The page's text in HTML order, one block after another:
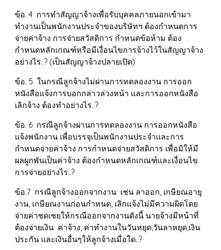
ข้อ. 4 การทำสัญญาจ้างเพื่อรับบุคคลภายนอกเข้ามา
ทำงานเป็นพนักงานประจำของบริษัทฯ ต้องกำหนดการ
จ่ายค่าจ้าง การจ่ายสวัสดิการ กำหนดข้อห้าม ต้อง
กำหนดหลักเกณฑ์หรือมีเงื่อนไขการจ้างไว้ในสัญญาจ้าง
อย่างไร..? (เป็นสัญญาจ้างปลายเปิด)
ข้อ. 5 ในกรณีลูกจ้างไม่ผ่านการทดลองงาน การออก
หนังสือแจ้งการบอกกล่าวล่วงหน้า และการออกหนังสือ
เลิกจ้าง ต้องทำอย่างไร..?
ข้อ. 6 กรณีลูกจ้างผ่านการทดลองงาน การออกหนังสือ
แจ้งพนักงาน เพื่อบรรจุเป็นพนักงานประจำและการ
กำหนดจ่ายค่าจ้าง การกำหนดจ่ายสวัสดิการ เพื่อมิให้มี
ผลผูกพันเป็นค่าจ้าง ต้องกำหนดหลักเกณฑ์และเงื่อนไข
การจ่ายอย่างไร..?
ข้อ.7 กรณีลูกจ้างออกจากงาน เช่น ลาออก, เกษียณอายุ
งาน, เกษียณงานก่อนกำหนด, เลิกแจ้งไม่มีความผิดโดย
จ่ายค่าชดเชยให้กรณีออกจากงานดังนี้ นายจ้างมีหน้าที่
ต้องจ่ายเงิน ค่าจ้าง, ค่าทำงานในวันหยุด,วันลาหยุด,เงิน
ประกัน และเงินอื่นๆให้ลูกจ้างเมื่อใด..?